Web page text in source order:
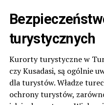
turystycznych
Kurorty turystyczne w
czy Kusadasi, są ogólnie
dla turystów. Władze
ochrony turystów,